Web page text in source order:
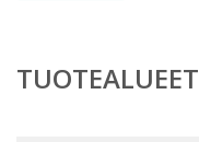
TUOTEALUEET